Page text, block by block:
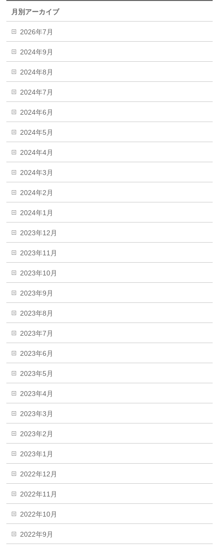
月別アーカイブ
2026年7月
2024年9月
2024年8月
2024年7月
2024年6月
2024年5月
2024年4月
2024年3月
2024年2月
2024年1月
2023年12月
2023年11月
2023年10月
2023年9月
2023年8月
2023年7月
2023年6月
2023年5月
2023年4月
2023年3月
2023年2月
2023年1月
2022年12月
2022年11月
2022年10月
2022年9月